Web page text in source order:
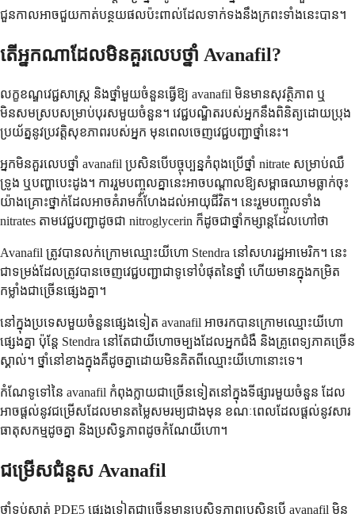
ជួនកាលអាចជួយកាត់បន្ថយផលប៉ះពាល់ដែលទាក់ទងនឹងក្រពះទាំងនេះបាន។
តើអ្នកណាដែលមិនគួរលេបថ្នាំ Avanafil?
លក្ខខណ្ឌវេជ្ជសាស្ត្រ និងថ្នាំមួយចំនួនធ្វើឱ្យ avanafil មិនមានសុវត្ថិភាព ឬ
មិនសមស្របសម្រាប់បុរសមួយចំនួន។ វេជ្ជបណ្ឌិតរបស់អ្នកនឹងពិនិត្យដោយប្រុង
ប្រយ័ត្ននូវប្រវត្តិសុខភាពរបស់អ្នក មុនពេលចេញវេជ្ជបញ្ជាថ្នាំនេះ។
អ្នកមិនគួរលេបថ្នាំ avanafil ប្រសិនបើបច្ចុប្បន្នកំពុងប្រើថ្នាំ nitrate សម្រាប់ឈឺ
ទ្រូង ឬបញ្ហាបេះដូង។ ការរួមបញ្ចូលគ្នានេះអាចបណ្តាលឱ្យសម្ពាធឈាមធ្លាក់ចុះ
យ៉ាងគ្រោះថ្នាក់ដែលអាចគំរាមកំហែងដល់អាយុជីវិត។ នេះរួមបញ្ចូលទាំង
nitrates តាមវេជ្ជបញ្ជាដូចជា nitroglycerin ក៏ដូចជាថ្នាំកម្សាន្តដែលហៅថា
Avanafil ត្រូវ​បាន​លក់​ក្រោម​ឈ្មោះ​យីហោ Stendra នៅ​សហរដ្ឋ​អាមេរិក។ នេះ​
ជា​ទម្រង់​ដែល​ត្រូវ​បាន​ចេញ​វេជ្ជបញ្ជា​ជា​ទូទៅ​បំផុត​នៃ​ថ្នាំ ហើយ​មាន​ក្នុង​កម្រិត​
កម្លាំង​ជា​ច្រើន​ផ្សេង​គ្នា។
នៅ​ក្នុង​ប្រទេស​មួយ​ចំនួន​ផ្សេង​ទៀត avanafil អាច​រក​បាន​ក្រោម​ឈ្មោះ​យីហោ​
ផ្សេង​គ្នា ប៉ុន្តែ Stendra នៅ​តែ​ជា​យីហោ​ចម្បង​ដែល​អ្នក​ជំងឺ និង​គ្រូពេទ្យ​ភាគ​ច្រើន​
ស្គាល់។ ថ្នាំ​នៅ​ខាង​ក្នុង​គឺ​ដូច​គ្នា​ដោយ​មិន​គិត​ពី​ឈ្មោះ​យីហោ​នោះ​ទេ។
កំណែ​ទូទៅ​នៃ avanafil កំពុង​ក្លាយ​ជា​ច្រើន​ទៀត​នៅ​ក្នុង​ទីផ្សារ​មួយ​ចំនួន ដែល​
អាច​ផ្តល់​នូវ​ជម្រើស​ដែល​មាន​តម្លៃ​សមរម្យ​ជាង​មុន ខណៈ​ពេល​ដែល​ផ្តល់​នូវ​សារ
ធាតុ​សកម្ម​ដូច​គ្នា និង​ប្រសិទ្ធភាព​ដូច​កំណែ​យីហោ។
ជម្រើស​ជំនួស Avanafil
ថ្នាំ​ទប់ស្កាត់ PDE5 ផ្សេង​ទៀត​ជា​ច្រើន​មាន​ប្រសិទ្ធភាព​ប្រសិន​បើ avanafil មិន​